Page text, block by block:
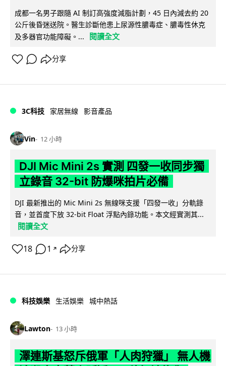
成都一名男子跟隨 AI 制訂高強度減脂計劃，45 日內減去約 20
公斤後昏迷送院。醫生診斷他患上尿源性膿毒症、膿毒性休克
及多器官功能障礙。...
閱讀全文
分享
3C科技 家居無線 影音產品
Vin 12 小時
DJI Mic Mini 2s 實測 四發一收同步獨
立錄音 32-bit 防爆咪拍片必備
DJI 最新推出的 Mic Mini 2s 無線咪支援「四發一收」分軌錄
音，並首度下放 32-bit Float 浮點內錄功能。本文經實測其...
閱讀全文
18 1 ↗ 分享
科技娛樂 生活娛樂 城中熱話
Lawton 13 小時
澤連斯基怒斥俄軍「人肉狩獵」 無人機